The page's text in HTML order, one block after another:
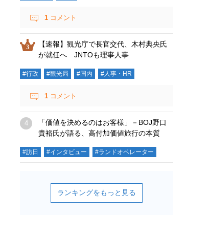
1 コメント
【速報】観光庁で長官交代、木村典央氏
が就任へ JNTOも理事人事
#行政 #観光局 #国内 #人事・HR
1 コメント
「価値を決めるのはお客様」－BOJ野口
貴裕氏が語る、高付加価値旅行の本質
#訪日 #インタビュー #ランドオペレーター